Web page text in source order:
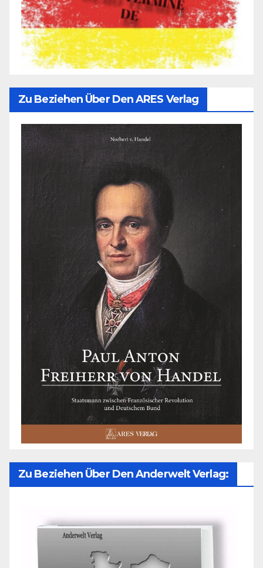
Zu Beziehen Über Den ARES Verlag
Zu Beziehen Über Den Anderwelt Verlag: